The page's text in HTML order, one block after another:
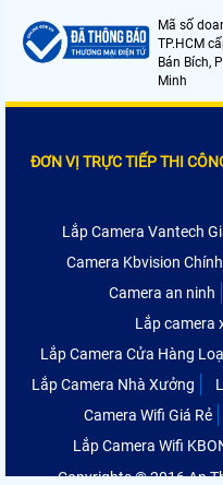
Mã số
TP.HCM
Bán Bích,
Minh
ĐƠN VỊ TRỰC TIẾP THI
Lắp Camera Vantech
Camera Kbvision
Camera an ninh
Lắp camera
Lắp Camera Cửa Hàng
Lắp Camera Nhà Xưởng
Camera Wifi Giá Rẻ
Lắp Camera Wifi
Copyrights © 2016 An